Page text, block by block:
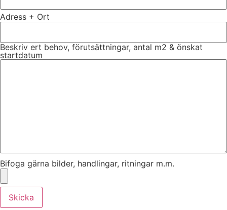
Adress + Ort
Beskriv ert behov, förutsättningar, antal m2 & önskat
startdatum
Bifoga gärna bilder, handlingar, ritningar m.m.
Skicka